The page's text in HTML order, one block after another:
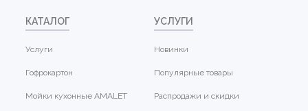
КАТАЛОГ
Услуги
Гофрокартон
Мойки кухонные AMALET
УСЛУГИ
Новинки
Популярные товары
Распродажи и скидки